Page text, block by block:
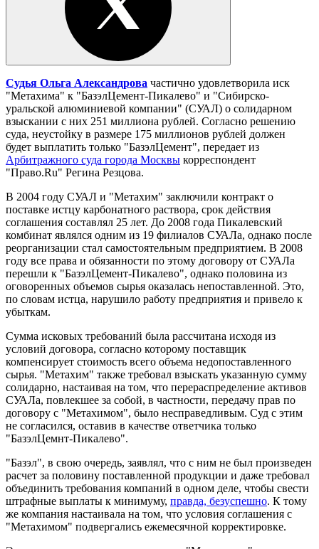
Судья Ольга Александрова частично удовлетворила иск
"Метахима" к "БазэлЦемент-Пикалево" и "Сибирско-
уральской алюминиевой компании" (СУАЛ) о солидарном
взыскании с них 251 миллиона рублей. Согласно решению
суда, неустойку в размере 175 миллионов рублей должен
будет выплатить только "БазэлЦемент", передает из
Арбитражного суда города Москвы корреспондент
"Право.Ru" Регина Резцова.
В 2004 году СУАЛ и "Метахим" заключили контракт о
поставке истцу карбонатного раствора, срок действия
соглашения составлял 25 лет. До 2008 года Пикалевский
комбинат являлся одним из 19 филиалов СУАЛа, однако после
реорганизации стал самостоятельным предприятием. В 2008
году все права и обязанности по этому договору от СУАЛа
перешли к "БазэлЦемент-Пикалево", однако половина из
оговоренных объемов сырья оказалась непоставленной. Это,
по словам истца, нарушило работу предприятия и привело к
убыткам.
Сумма исковых требований была рассчитана исходя из
условий договора, согласно которому поставщик
компенсирует стоимость всего объема недопоставленного
сырья. "Метахим" также требовал взыскать указанную сумму
солидарно, настаивая на том, что перераспределение активов
СУАЛа, повлекшее за собой, в частности, передачу прав по
договору с "Метахимом", было несправедливым. Суд с этим
не согласился, оставив в качестве ответчика только
"БазэлЦемнт-Пикалево".
"Базэл", в свою очередь, заявлял, что с ним не был произведен
расчет за половину поставленной продукции и даже требовал
объединить требования компаний в одном деле, чтобы свести
штрафные выплаты к минимуму, правда, безуспешно. К тому
же компания настаивала на том, что условия соглашения с
"Метахимом" подвергались ежемесячной корректировке.